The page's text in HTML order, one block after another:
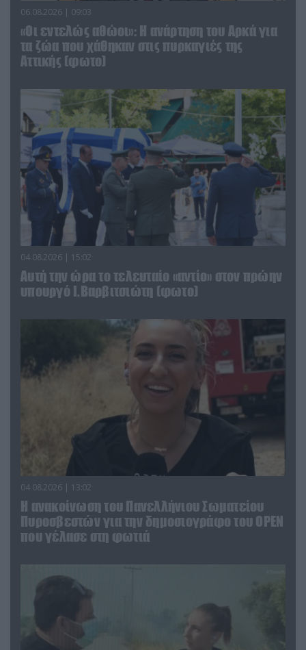
06.08.2026 | 09:03
«Οι εντελώς αθώοι»: Η ανάρτηση του Αρκά για
τα ζώα που χάθηκαν στις πυρκαγιές της
Αττικής (φωτο)
04.08.2026 | 15:02
Αυτή την ώρα το τελευταίο «αντίο» στον πρώην
υπουργό Ι.Βαρβιτσιώτη (φωτο)
04.08.2026 | 13:02
Η ανακοίνωση του Πανελλήνιου Σωματείου
Πυροσβεστών για την δημοσιογράφο του OPEN
που γέλασε στη φωτιά